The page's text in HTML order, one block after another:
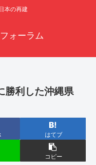
本の再建
ォーラム
勝利した沖縄県
はてブ
コピー